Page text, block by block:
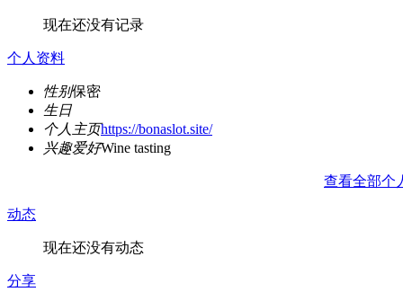
现在还没有记录
个人资料
性别保密
生日
个人主页https://bonaslot.site/
兴趣爱好Wine tasting
查看全部个
动态
现在还没有动态
分享